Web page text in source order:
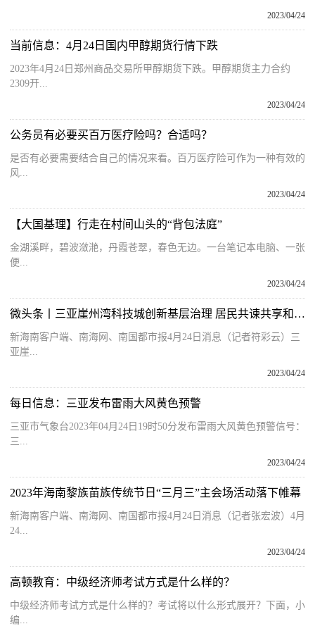
2023/04/24
当前信息：4月24日国内甲醇期货行情下跌
2023年4月24日郑州商品交易所甲醇期货下跌。甲醇期货主力合约
2309开...
2023/04/24
公务员有必要买百万医疗险吗？合适吗？
是否有必要需要结合自己的情况来看。百万医疗险可作为一种有效的
风...
2023/04/24
【大国基理】行走在村间山头的“背包法庭”
金湖溪畔，碧波潋滟，丹霞苍翠，春色无边。一台笔记本电脑、一张
便...
2023/04/24
微头条丨三亚崖州湾科技城创新基层治理 居民共谏共享和谐社区生活
新海南客户端、南海网、南国都市报4月24日消息（记者符彩云）三
亚崖...
2023/04/24
每日信息：三亚发布雷雨大风黄色预警
三亚市气象台2023年04月24日19时50分发布雷雨大风黄色预警信号：
三...
2023/04/24
2023年海南黎族苗族传统节日“三月三”主会场活动落下帷幕
新海南客户端、南海网、南国都市报4月24日消息（记者张宏波）4月
24...
2023/04/24
高顿教育：中级经济师考试方式是什么样的？
中级经济师考试方式是什么样的？考试将以什么形式展开？下面，小
编...